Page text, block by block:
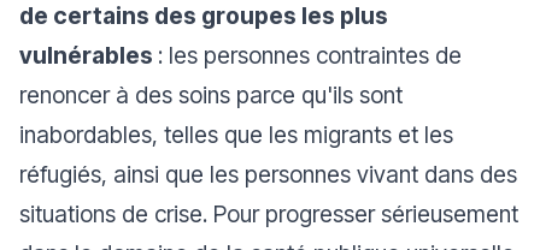
de certains des groupes les plus
vulnérables : les personnes contraintes de
renoncer à des soins parce qu'ils sont
inabordables, telles que les migrants et les
réfugiés, ainsi que les personnes vivant dans des
situations de crise. Pour progresser sérieusement